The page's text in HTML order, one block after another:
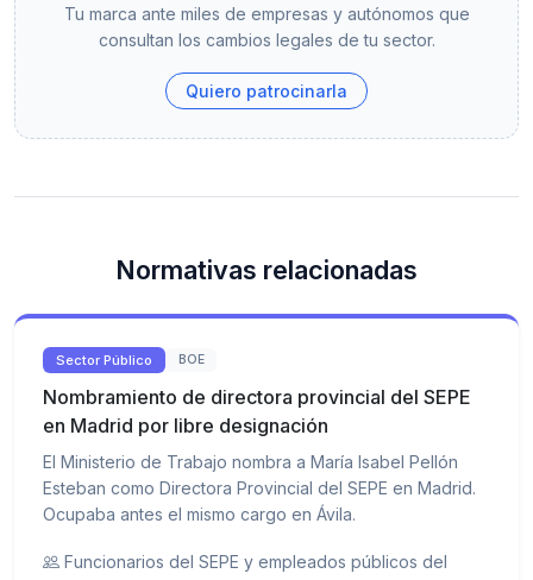
Tu marca ante miles de empresas y autónomos que
consultan los cambios legales de tu sector.
Quiero patrocinarla
Normativas relacionadas
Sector Público BOE
Nombramiento de directora provincial del SEPE
en Madrid por libre designación
El Ministerio de Trabajo nombra a María Isabel Pellón
Esteban como Directora Provincial del SEPE en Madrid.
Ocupaba antes el mismo cargo en Ávila.
Funcionarios del SEPE y empleados públicos del